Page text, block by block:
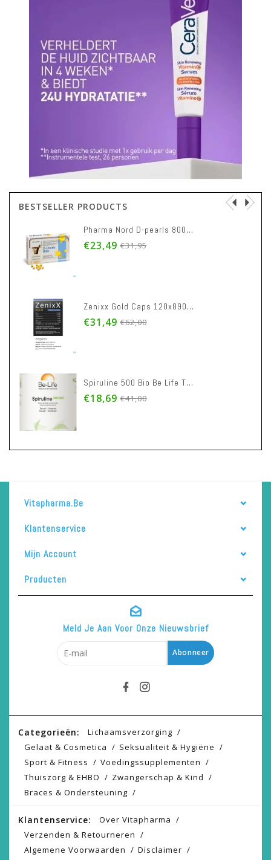
BESTSELLER PRODUCTS
Pharma Nord D-pearls 800 Caps 360
€23,49 €31,95
Zenixx Gold Caps 120x890mg Nf
€31,49 €62,00
Spiruline 500 Bio Be Life Tabl 500
€18,69 €41,00
Vitapharma.be
Klantenservice
Mijn Account
Producten
Meld Je Aan Voor Onze Nieuwsbrief
Abonneer
Categorieën:
Lichaamsverzorging
Gelaat & Cosmetica
Seksualiteit & Hygiëne
Sport & Fitness
Voedingssupplementen
Thuiszorg & EHBO
Zwangerschap & Kind
Braces & Ondersteuning
Klantenservice:
Over Vitapharma
Verzenden & Retourneren
Algemene Voorwaarden
Disclaimer